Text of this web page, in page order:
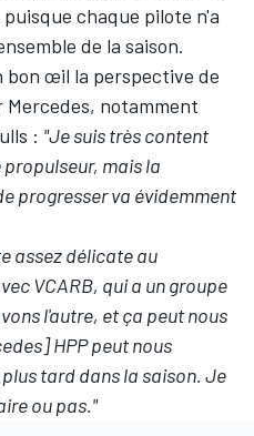
chaque pilote n'a
de la saison.
bon œil la perspective de
notamment
: "Je suis très content
mais la
progresser va évidemment
assez délicate au
VCARB, qui a un groupe
l'autre, et ça peut nous
HPP peut nous
tard dans la saison. Je
ou pas."